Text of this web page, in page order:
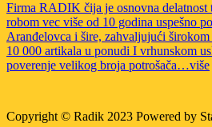
Firma RADIK čija je osnovna delatnost
robom vec više od 10 godina uspešno
Aranđelovca i šire, zahvaljujući širokom
10 000 artikala u ponudi I vrhunskom
poverenje velikog broja potrošača…više
Copyright © Radik 2023 Powered by